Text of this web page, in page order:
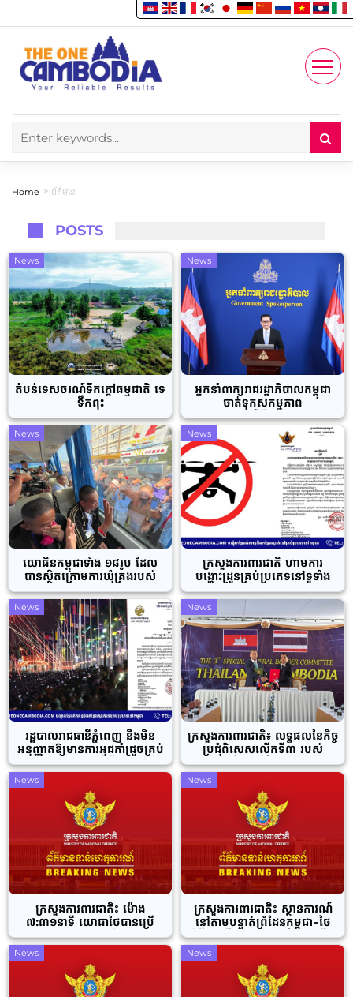
Account
Enjoy
Home ព័ត៌មាន
POSTS
News
តំបន់ទេសចរណ៍ទឹកក្តៅធម្មជាតិ ទេ
ទឹកពុះ
News
អ្នកនាំពាក្យរាជរដ្ឋាភិបាលកម្ពុជា
ចាត់ទុកសកម្មភាព
ពង្រាយទូរកុងតឺន័រ រាយលួសបន្លា
និងលួចសម្បត្តិពលរដ្ឋស៉ីវិល
កម្ពុជាពីសំណាក់ទាហានថៃ ជាទង្វើ
ខុសច្បាប់អន្ដរជាតិ និងបំពានលើ
ខ្សែព្រំដែនអន្ដរជាតិ
News
យោធិនកម្ពុជាទាំង ១៨រូប ដែល
បានស្ថិតក្រោមការឃុំគ្រងរបស់
ភាគីថៃអស់រយៈពេល ១៥៥ថ្ងៃមក
ហើយ ត្រូវបានដោះលែង និងបញ្ជូន
ត្រឡប់មកមាតុប្រទេសវិញ ដោយ
សុខសុវត្ថិភាព
News
ក្រសួងការពារជាតិ ហាមការ
បង្ហោះដ្រូនគ្រប់ប្រភេទនៅទូទាំង
ប្រទេស ពិសេសខេត្តជាប់ព្រំដែនថៃ
News
រដ្ឋបាលរាជធានីភ្នំពេញ នឹងមិន
អនុញ្ញាតឱ្យមានការអុជកាំជ្រួចគ្រប់
ប្រភេទ នាឱកាសពិធីបុណ្យឆ្លង
ឆ្នាំសកល ឆ្នាំ២០២៦ ក្នុងភូមិសាស្រ្ត
រាជធានីភ្នំពេញឡើយ
News
ក្រសួងការពារជាតិ៖ លទ្ធផលនៃកិច្ច
ប្រជុំពិសេសលើកទី៣ របស់
គណៈកម្មាធិការព្រំដែនទូទៅកម្ពុជា-
ថៃ (GBC)
News
ក្រសួងការពារជាតិ៖ ម៉ោង
៧:៣១នាទី យោធាថៃបានប្រើ
ប្រាស់យន្តហោះចម្បាំង F-16
ទម្លាក់គ្រាប់បែកចំនួន ៤គ្រាប់ ចូល
ទីតាំងប្រជាជនស៊ីវិលកម្ពុជា ក្នុងភូមិ
សាស្រ្តសង្កាត់កំពង់ស្វាយ ក្រុងសិរី
សោភ័ណ ខេត្តបន្ទាយមានជ័យ
News
ក្រសួងការពារជាតិ៖ ស្ថានការណ៍
នៅតាមបន្ទាត់ព្រំដែនកម្ពុជា-ថៃ
អំពីករណីយោធាថៃនៅតែបន្តធ្វើស
កម្មភាពបាញ់ប្រហារចូលទីតាំង
ប្រជាជនស៊ីវិលកម្ពុជា
News News